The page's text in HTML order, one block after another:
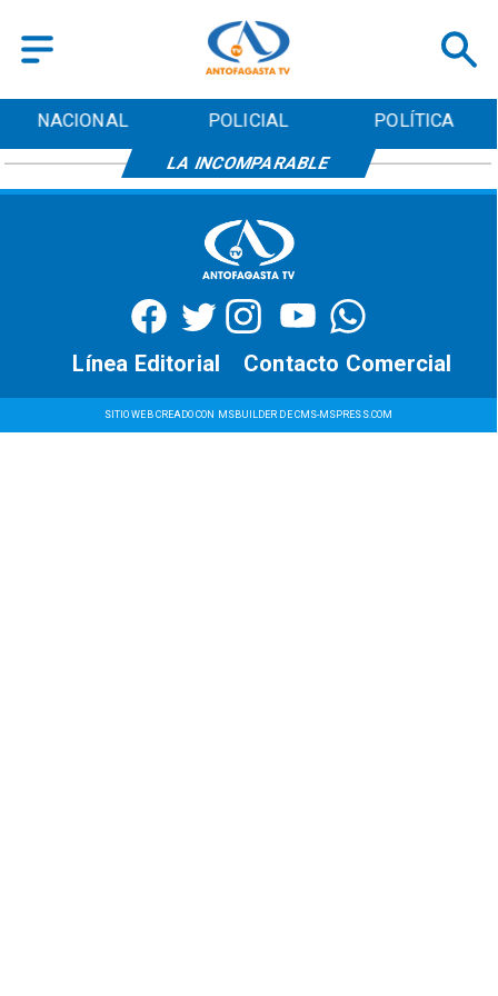
NACIONAL POLICIAL POLÍTICA
LA INCOMPARABLE
SITIO WEB CREADO CON MSBUILDER DE CMS-MSPRESS.COM
Contacto Comercial
Línea Editorial